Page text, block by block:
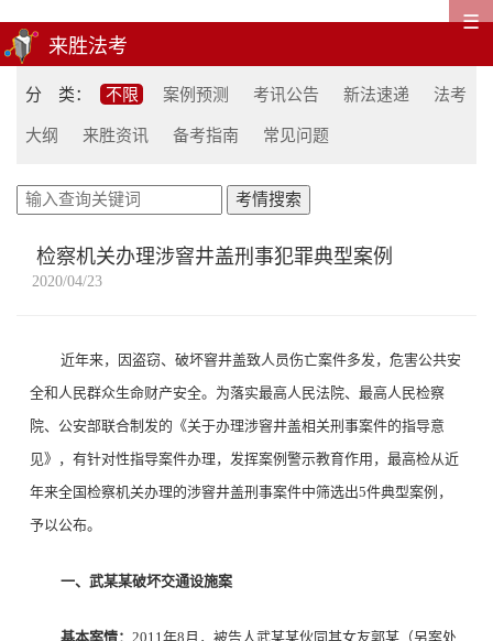
☰
分 类： 不限 案例预测 考讯公告 新法速递 法考
大纲 来胜资讯 备考指南 常见问题
检察机关办理涉窨井盖刑事犯罪典型案例
2020/04/23
近年来，因盗窃、破坏窨井盖致人员伤亡案件多发，危害公共安
全和人民群众生命财产安全。为落实最高人民法院、最高人民检察
院、公安部联合制发的《关于办理涉窨井盖相关刑事案件的指导意
见》，有针对性指导案件办理，发挥案例警示教育作用，最高检从近
年来全国检察机关办理的涉窨井盖刑事案件中筛选出5件典型案例，
予以公布。
一、武某某破坏交通设施案
基本案情： 2011年8月，被告人武某某伙同其女友郭某（另案处